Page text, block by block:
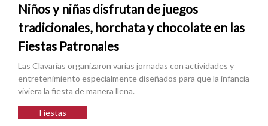
Niños y niñas disfrutan de juegos
tradicionales, horchata y chocolate en las
Fiestas Patronales
Las Clavarías organizaron varias jornadas con actividades y
entretenimiento especialmente diseñados para que la infancia
viviera la fiesta de manera llena.
Fiestas